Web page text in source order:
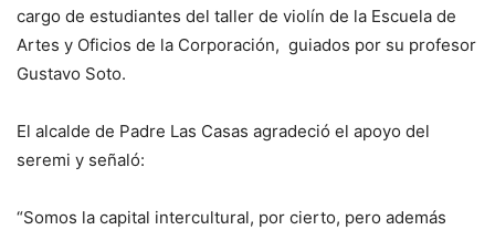
cargo de estudiantes del taller de violín de la Escuela de
Artes y Oficios de la Corporación, guiados por su profesor
Gustavo Soto.
El alcalde de Padre Las Casas agradeció el apoyo del
seremi y señaló:
“Somos la capital intercultural, por cierto, pero además